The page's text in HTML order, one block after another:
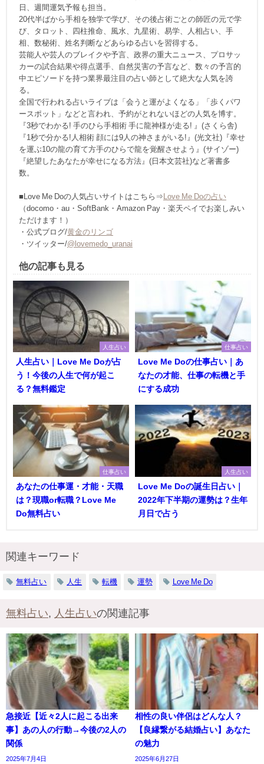
日、週間運気予報も担当。
20代半ばから手相を独学で学び、その後占術ごとの師匠の元で学
び、タロット、四柱推命、風水、九星術、易学、人相占い、手
相、数秘術、姓名判断などあらゆる占いを習得する。
芸能人や芸人のブレイクや予言、政界の重大ニュース、プロサッ
カーの試合結果や得点選手、自然災害の予言など、数々の予言的
中エピソードを持つ業界最注目の占い師として絶大な人気を誇
る。
全国で行われる占いライブは「会うと運がよくなる」「歩くパワ
ースポット」などと言われ、予約がとれないほどの人気を博す。
『3秒でわかる! 手のひら手相術 手に龍神様が走る! 』(さくら舎)
『1秒で分かる!人相術 顔には9人の神さまがいる!』(光文社)『幸せ
を運ぶ10の龍の育て方手のひらで龍を覚醒させよう』(サイゾー)
『絶望したあなたが幸せになる方法』(日本文芸社)など著書多
数。
■Love Me Doの人気占いサイトはこちら⇒ Love Me Doの占い
（docomo・au・SoftBank・Amazon Pay・楽天ペイでお楽しみい
ただけます！）
・公式ブログ/黄金のリンゴ
・ツイッター/@lovemedo_uranai
他の記事も見る
人生占い
人生占い｜Love Me Doが占
う！今後の人生で何が起こ
る？無料鑑定
仕事占い
Love Me Doの仕事占い｜あ
なたの才能、仕事の転機と手
にする成功
仕事占い
あなたの仕事運・才能・天職
は？現職or転職？Love Me
Do無料占い
人生占い
Love Me Doの誕生日占い｜
2022年下半期の運勢は？生年
月日で占う
関連キーワード
無料占い 人生 転機 運勢 Love Me Do
無料占い, 人生占いの関連記事
急接近【近々2人に起こる出来
事】あの人の行動→今後の2人の
関係
2025年7月4日
相性の良い伴侶はどんな人？
【良縁繋がる結婚占い】あなた
の魅力
2025年6月27日